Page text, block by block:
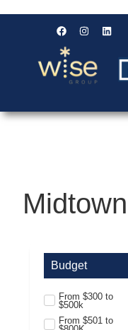
Midtown
Budget
From $300 to
$500k
From $501 to